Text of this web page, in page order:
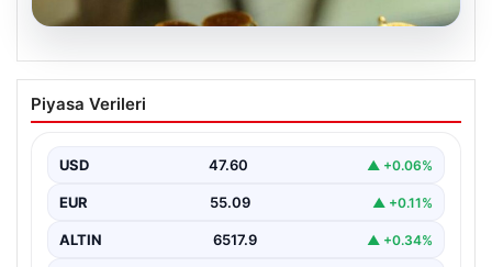
05.08.2026
Altın fiyatları canlı 2 Nisan 2026: Altın
fiyatları ne kadar oldu? Gram, çeyrek,
fiyatları
Piyasa Verileri
USD 47.60 ▲ +0.06%
EUR 55.09 ▲ +0.11%
ALTIN 6517.9 ▲ +0.34%